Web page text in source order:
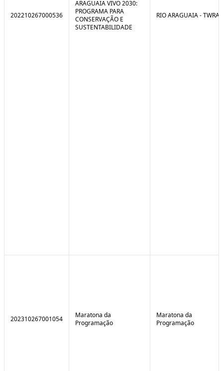
202210267000536
ARAGUAIA VIVO 2030:
PROGRAMA PARA
CONSERVAÇÃO E
SUSTENTABILIDADE
RIO ARAGUAIA - TWRA
202310267001054
Maratona da
Programação
Maratona da
Programação